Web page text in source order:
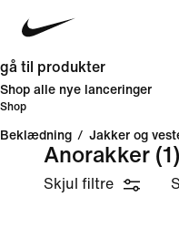
gå til produkter
Shop alle nye lanceringer
Shop
Beklædning / Jakker og
Anorakker (1)
Skjul filtre